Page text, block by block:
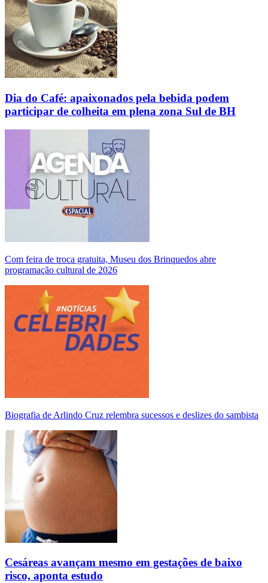
Dia do Café: apaixonados pela bebida podem
participar de colheita em plena zona Sul de BH
Com feira de troca gratuita, Museu dos Brinquedos abre
programação cultural de 2026
Biografia de Arlindo Cruz relembra sucessos e deslizes do sambista
Cesáreas avançam mesmo em gestações de baixo
risco, aponta estudo